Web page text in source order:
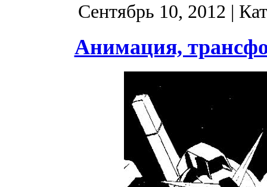
Сентябрь 10, 2012 |
Анимация,